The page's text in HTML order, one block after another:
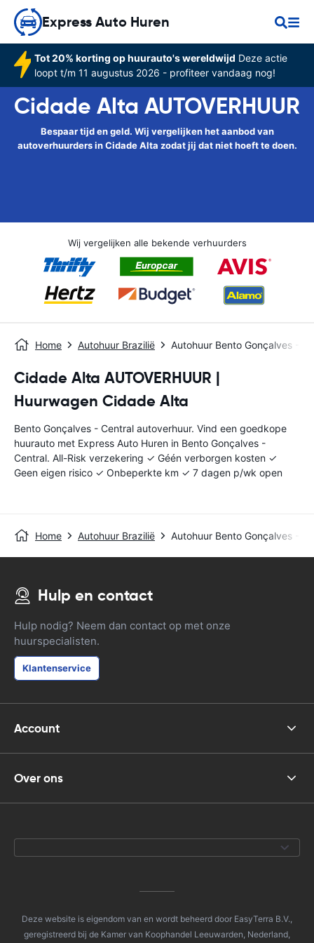
Express Auto Huren
Tot 20% korting op huurauto's wereldwijd Deze actie
loopt t/m 11 augustus 2026 - profiteer vandaag nog!
Cidade Alta AUTOVERHUUR
Bespaar tijd en geld. Wij vergelijken het aanbod van
autoverhuurders in Cidade Alta zodat jij dat niet hoeft te doen.
Wij vergelijken alle bekende verhuurders
Home Autohuur Brazilië Autohuur Bento Gonçalves -
Cidade Alta AUTOVERHUUR |
Huurwagen Cidade Alta
Bento Gonçalves - Central autoverhuur. Vind een goedkope
huurauto met Express Auto Huren in Bento Gonçalves -
Central. All-Risk verzekering ✓ Géén verborgen kosten ✓
Geen eigen risico ✓ Onbeperkte km ✓ 7 dagen p/wk open
Home Autohuur Brazilië Autohuur Bento Gonçalves -
Hulp en contact
Hulp nodig? Neem dan contact op met onze
huurspecialisten.
Klantenservice
Account
Over ons
Deze website is eigendom van en wordt beheerd door EasyTerra B.V.,
geregistreerd bij de Kamer van Koophandel Leeuwarden, Nederland,